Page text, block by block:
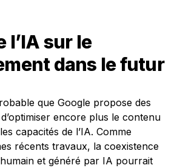
l’IA sur le
dans le futur
que Google propose des
encore plus le contenu
capacités de l’IA. Comme
récents travaux, la coexistence
et généré par IA pourrait